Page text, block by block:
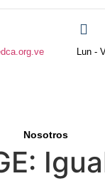
Lun -
Nosotros